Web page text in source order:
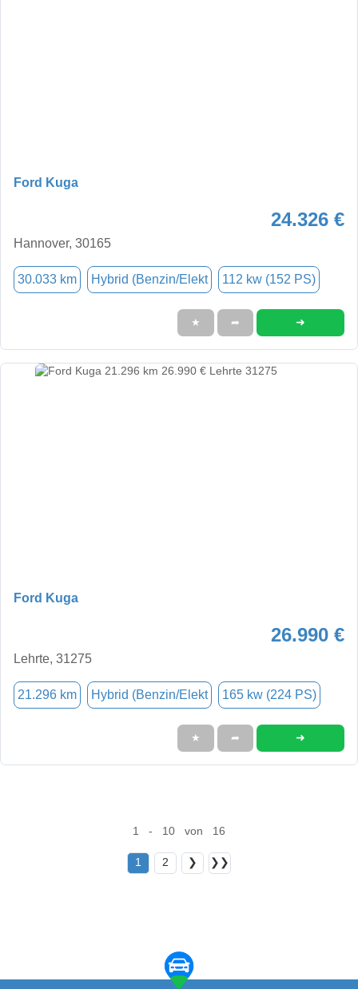
Ford Kuga
24.326 €
Hannover, 30165
30.033 km Hybrid (Benzin/Elekt 112 kw (152 PS)
★ ➦ ➜
Ford Kuga
26.990 €
Lehrte, 31275
21.296 km Hybrid (Benzin/Elekt 165 kw (224 PS)
★ ➦ ➜
1 - 10 von 16
1 2 ❯ ❯❯